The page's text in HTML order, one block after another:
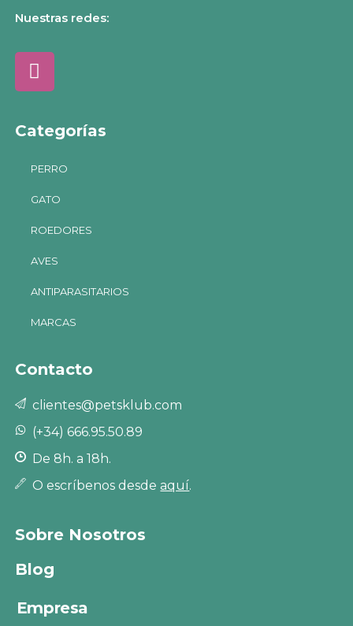
Nuestras redes:
Categorías
PERRO
GATO
ROEDORES
AVES
ANTIPARASITARIOS
MARCAS
Contacto
clientes@petsklub.com
(+34) 666.95.50.89
De 8h. a 18h.
O escríbenos desdeaquí.
Sobre Nosotros
Blog
Empresa